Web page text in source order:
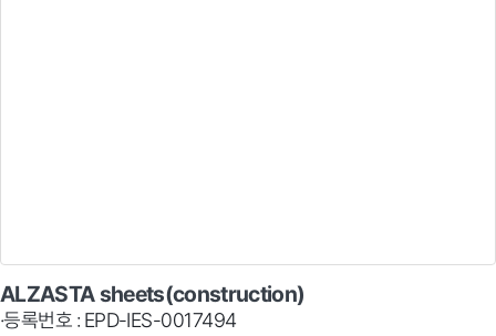
ALZASTA sheets(construction)
·등록번호 : EPD-IES-0017494